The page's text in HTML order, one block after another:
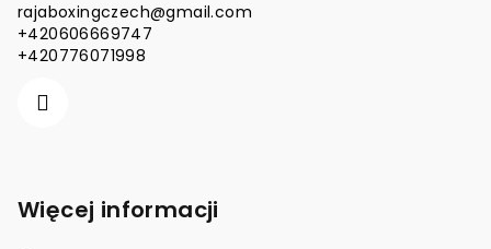
rajaboxingczech@gmail.com
+420606669747
+420776071998
Więcej informacji